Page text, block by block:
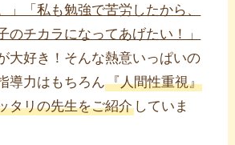
」「私も勉強で苦労したから、
のチカラになってあげたい！」
大好き！そんな熱意いっぱいの
導力はもちろん『人間性重視』
タリの先生をご紹介 していま